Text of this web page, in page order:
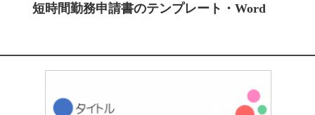
短時間勤務申請書のテンプレート・Word